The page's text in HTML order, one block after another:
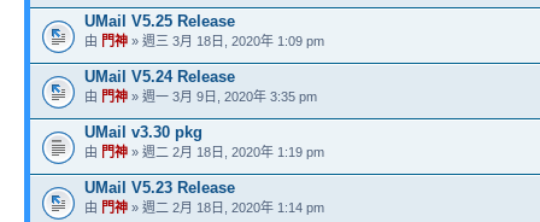
UMail V5.25 Release
由 門神 » 週三 3月 18日, 2020年 1:09 pm
UMail V5.24 Release
由 門神 » 週一 3月 9日, 2020年 3:35 pm
UMail v3.30 pkg
由 門神 » 週二 2月 18日, 2020年 1:19 pm
UMail V5.23 Release
由 門神 » 週二 2月 18日, 2020年 1:14 pm